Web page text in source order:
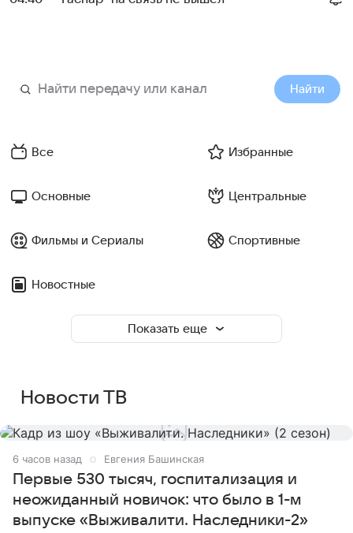
Найти
Все Избранные
Основные Центральные
Фильмы и Сериалы Спортивные
Новостные
Показать еще
Новости ТВ
6 часов назад Евгения Башинская
Первые 530 тысяч, госпитализация и
неожиданный новичок: что было в 1-м
выпуске «Выживалити. Наследники-2»